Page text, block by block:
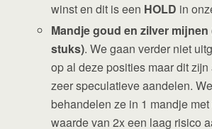
winst en dit is een HOLD in
Mandje goud en zilver mijnen
stuks). We gaan verder niet
op al deze posities maar dit
zeer speculatieve aandelen. We
behandelen ze in 1 mandje
waarde van 2x een laag risico